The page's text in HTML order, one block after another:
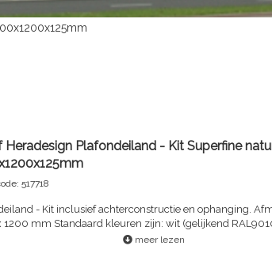
Heradesign Plafondeiland - Kit Superfine
517718
- Kit inclusief achterconstructie en ophanging.
1200 mm Standaard kleuren zijn: wit (gelijkend
meer lezen